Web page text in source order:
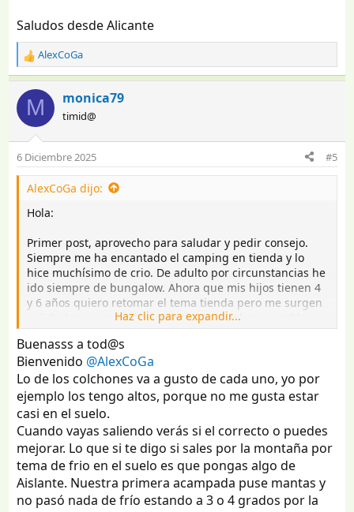
Saludos desde Alicante
R
e
a
o
n
e
s
AlexCoGa
M monica79
timid@
6 Diciembre 2025 #5
AlexCoGa dijo:
Hola:
Primer post, aprovecho para saludar y pedir consejo.
Siempre me ha encantado el camping en tienda y lo
hice muchísimo de crio. De adulto por circunstancias he
ido siempre de bungalow. Ahora que mis hijos tienen 4
y 6 años quiero retomar el tema tienda pero me surgen
mil dudas, a ver si alguien me puede echar un cable.
Mil gracias de antemano.
Para poder ir con los niños me he pillado:
Tienda de campaña familiar 4 personas hinchable
Quechua Airseconds 4.1 F&B
Colchón para mi:Colchón autoinflable de camping 2
personas 200x115 cm. Quechua Ultim Comfort Van
Para los niños 2x Aislante autoinflable de camping 1
persona 190x65 cm Quechua Comfort
Luego a mayores tengo cosillas, mueble de cocina S,
induccion, campingas, algunos tapetes para el suelo,
Haz clic para expandir...
Buenasss a tod@s
Bienvenido @AlexCoGa
Lo de los colchones va a gusto de cada uno, yo por
ejemplo los tengo altos, porque no me gusta estar
casi en el suelo.
Cuando vayas saliendo verás si el correcto o puedes
mejorar. Lo que si te digo si sales por la montaña por
tema de frio en el suelo es que pongas algo de
Aislante. Nuestra primera acampada puse mantas y
no pasó nada de frío estando a 3 o 4 grados por la